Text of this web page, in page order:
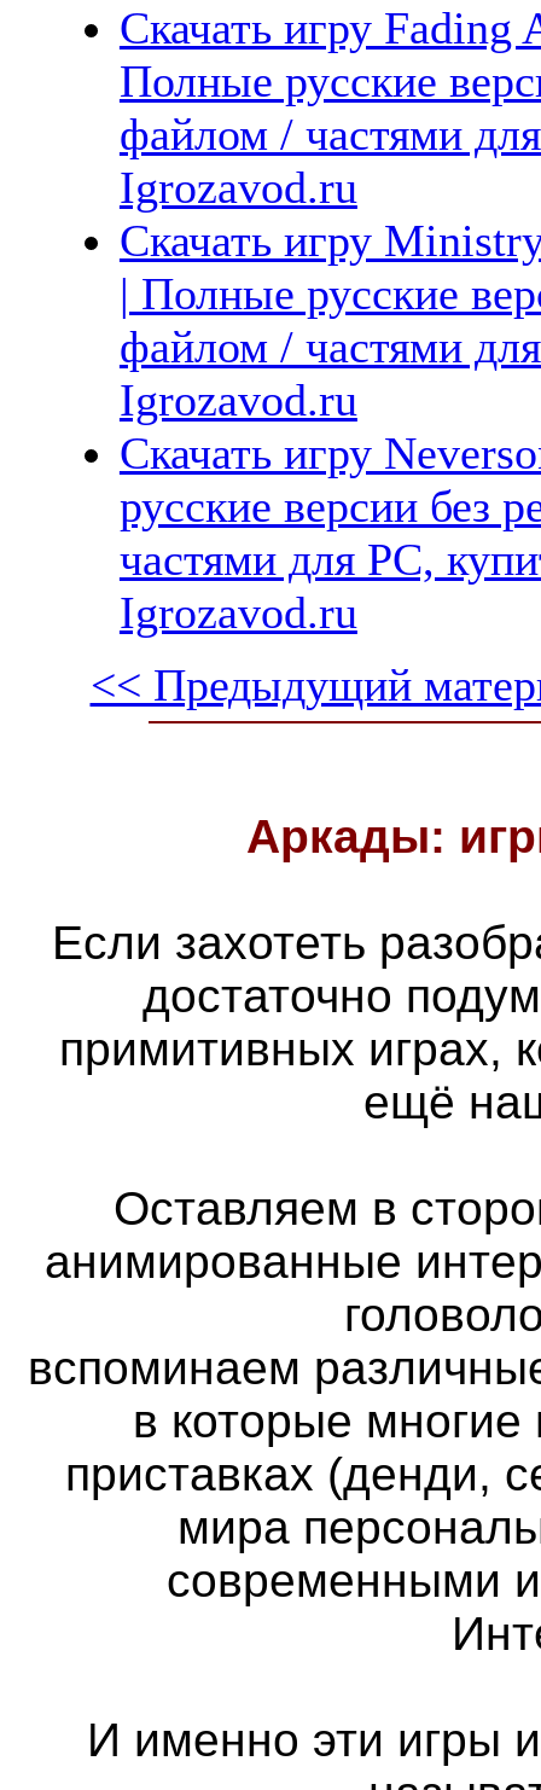
Скачать игру
Полные русские
файлом / частями
Igrozavod.ru
Скачать игру
| Полные русские
файлом / частями
Igrozavod.ru
Скачать игру
русские версии без
частями для PC,
Igrozavod.ru
<< Предыдущий
Аркады:
Если захотеть
достаточно
примитивных играх,
ещё
Оставляем в
анимированные
вспоминаем
в которые
приставках (денди,
мира
современными
И именно эти игры